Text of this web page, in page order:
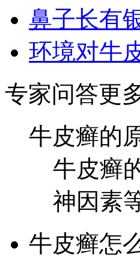
鼻子长有
环境对牛
专家问答更
牛皮癣的
牛皮癣
神因素
牛皮癣怎